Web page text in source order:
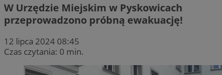
W Urzędzie Miejskim w Pyskowicach
przeprowadzono próbną ewakuację!
12 lipca 2024 08:45
Czas czytania: 0 min.